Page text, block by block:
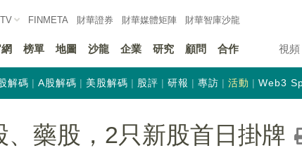
FINMETA 財華證券 財華媒體矩陣 財華智庫沙龍
榜單 地圖 沙龍 企業 研究 顧問 合作 視頻
解碼 A股解碼 美股解碼 股評 研報 專訪 活動 Web3
藥股，2只新股首日掛牌